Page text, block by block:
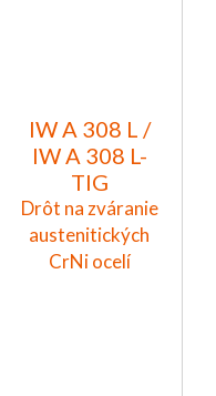
IW A 308 L /
IW A 308 L-
TIG
Drôt na zváranie
austenitických
CrNi ocelí